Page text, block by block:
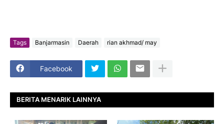
Tags Banjarmasin Daerah rian akhmad/ may
Facebook
BERITA MENARIK LAINNYA